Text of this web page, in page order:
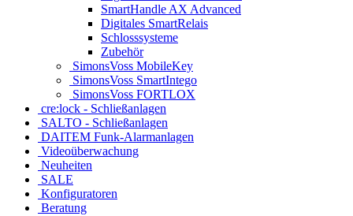
SmartHandle AX Advanced
Digitales SmartRelais
Schlosssysteme
Zubehör
SimonsVoss MobileKey
SimonsVoss SmartIntego
SimonsVoss FORTLOX
cre:lock - Schließanlagen
SALTO - Schließanlagen
DAITEM Funk-Alarmanlagen
Videoüberwachung
Neuheiten
SALE
Konfiguratoren
Beratung